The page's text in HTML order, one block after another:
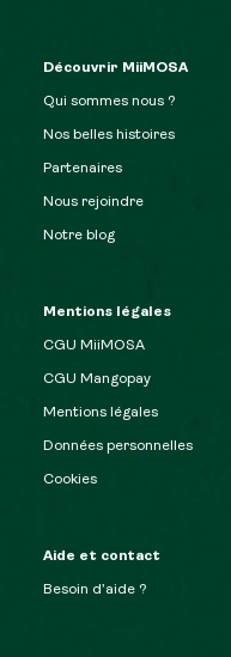
Découvrir MiiMOSA
Qui sommes nous ?
Nos belles histoires
Partenaires
Nous rejoindre
Notre blog
Mentions légales
CGU MiiMOSA
CGU Mangopay
Mentions légales
Données personnelles
Cookies
Aide et contact
Besoin d’aide ?